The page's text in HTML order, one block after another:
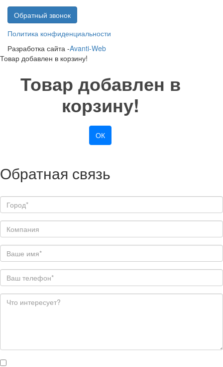
Обратный звонок
Политика конфиденциальности
Разработка сайта -Avanti-Web
Товар добавлен в корзину!
Товар добавлен в
корзину!
ОК
Обратная связь